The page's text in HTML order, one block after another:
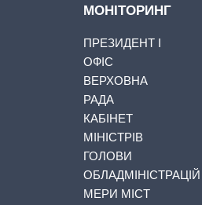
МОНІТОРИНГ
ПРЕЗИДЕНТ І
ОФІС
ВЕРХОВНА
РАДА
КАБІНЕТ
МІНІСТРІВ
ГОЛОВИ
ОБЛАДМІНІСТРАЦІЙ
МЕРИ МІСТ